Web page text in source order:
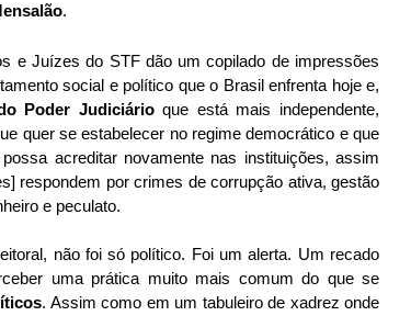
.
e Juízes do STF dão um copilado de impressões
social e político que o Brasil enfrenta hoje e,
Poder Judiciárioque está mais independente,
quer se estabelecer no regime democrático e que
acreditar novamente nas instituições, assim
respondem por crimes de corrupção ativa, gestão
e peculato.
não foi só político. Foi um alerta. Um recado
uma prática muito mais comum do que se
. Assim como em um tabuleiro de xadrez onde